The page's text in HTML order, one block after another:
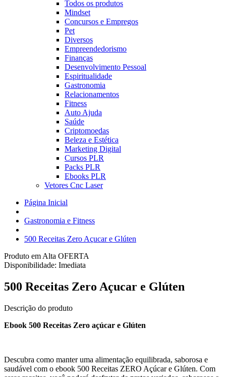
Todos os produtos
Mindset
Concursos e Empregos
Pet
Diversos
Empreendedorismo
Finanças
Desenvolvimento Pessoal
Espiritualidade
Gastronomia
Relacionamentos
Fitness
Auto Ajuda
Saúde
Criptomoedas
Beleza e Estética
Marketing Digital
Cursos PLR
Packs PLR
Ebooks PLR
Vetores Cnc Laser
Página Inicial
Gastronomia e Fitness
500 Receitas Zero Açucar e Glúten
Produto em Alta OFERTA
Disponibilidade: Imediata
500 Receitas Zero Açucar e Glúten
Descrição do produto
Ebook 500 Receitas Zero açúcar e Glúten
Descubra como manter uma alimentação equilibrada, saborosa e
saudável com o ebook 500 Receitas ZERO Açúcar e Glúten. Com